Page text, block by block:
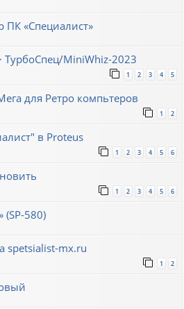
ПК «Специалист»
ТурбоСпец/MiniWhiz-2023
1 2 3 4 5
для Ретро компьтеров
1 2
в Proteus
1 2 3 4 5 6
1 2 3 4 5 6
(SP-580)
spetsialist-mx.ru
1 2